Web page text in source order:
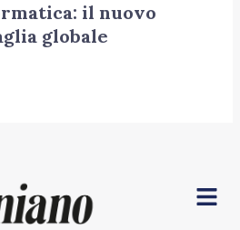
il nuovo
globale
Menu